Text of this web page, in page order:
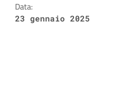
Data:
23 gennaio 2025